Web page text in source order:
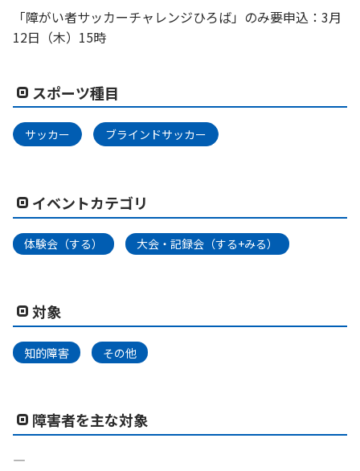
「障がい者サッカーチャレンジひろば」のみ要申込：3月
12日（木）15時
スポーツ種目
サッカー ブラインドサッカー
イベントカテゴリ
体験会（する） 大会・記録会（する+みる）
対象
知的障害 その他
障害者を主な対象
―